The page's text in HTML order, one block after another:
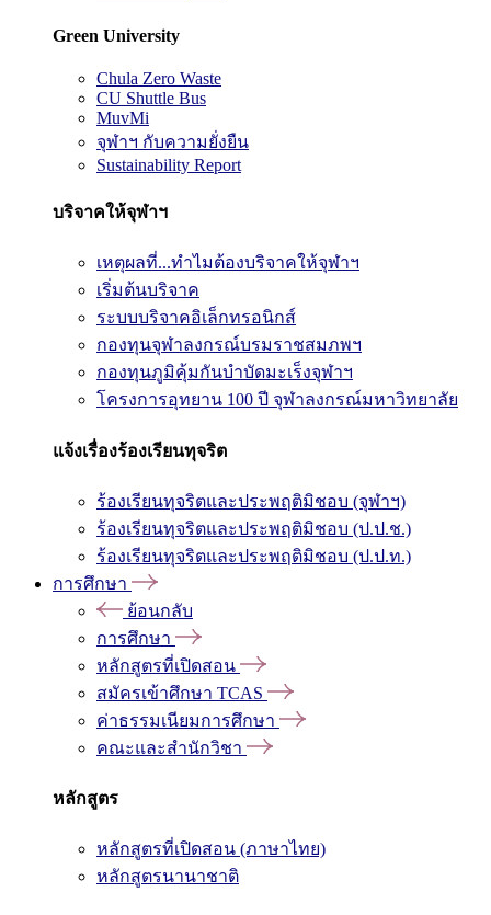
Green University
Chula Zero Waste
CU Shuttle Bus
MuvMi
จุฬาฯ กับความยั่งยืน
Sustainability Report
บริจาคให้จุฬาฯ
เหตุผลที่...ทำไมต้องบริจาคให้จุฬาฯ
เริ่มต้นบริจาค
ระบบบริจาคอิเล็กทรอนิกส์
กองทุนจุฬาลงกรณ์บรมราชสมภพฯ
กองทุนภูมิคุ้มกันบำบัดมะเร็งจุฬาฯ
โครงการอุทยาน 100 ปี จุฬาลงกรณ์มหาวิทยาลัย
แจ้งเรื่องร้องเรียนทุจริต
ร้องเรียนทุจริตและประพฤติมิชอบ (จุฬาฯ)
ร้องเรียนทุจริตและประพฤติมิชอบ (ป.ป.ช.)
ร้องเรียนทุจริตและประพฤติมิชอบ (ป.ป.ท.)
การศึกษา
ย้อนกลับ
การศึกษา
หลักสูตรที่เปิดสอน
สมัครเข้าศึกษา TCAS
ค่าธรรมเนียมการศึกษา
คณะและสำนักวิชา
หลักสูตร
หลักสูตรที่เปิดสอน (ภาษาไทย)
หลักสูตรนานาชาติ